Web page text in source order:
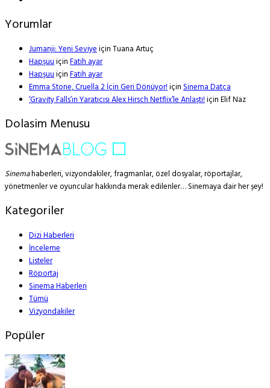
Yorumlar
Jumanji: Yeni SeviyeiçinTuana Artuç
HapşuuiçinFatih ayar
HapşuuiçinFatih ayar
Emma Stone, Cruella 2 İçin Geri Dönüyor!içinSinema Datça
‘Gravity Falls’ın Yaratıcısı Alex Hirsch Netflix’le Anlaştı!içinElif Naz
Dolasim Menusu
Sinemahaberleri, vizyondakiler, fragmanlar, özel dosyalar, röportajlar,
yönetmenler ve oyuncular hakkında merak edilenler… Sinemaya dair her şey!
Kategoriler
Dizi Haberleri
İnceleme
Listeler
Röportaj
Sinema Haberleri
Tümü
Vizyondakiler
Popüler